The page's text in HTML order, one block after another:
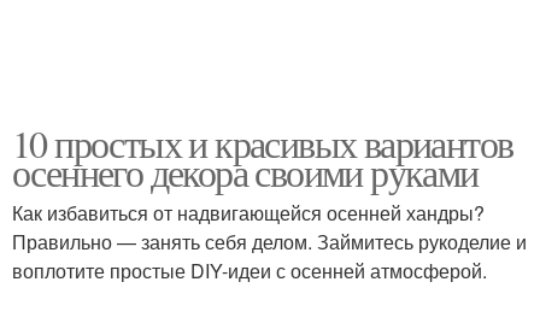
10 простых и красивых вариантов
осеннего декора своими руками
Как избавиться от надвигающейся осенней хандры?
Правильно — занять себя делом. Займитесь рукоделие и
воплотите простые DIY-идеи с осенней атмосферой.